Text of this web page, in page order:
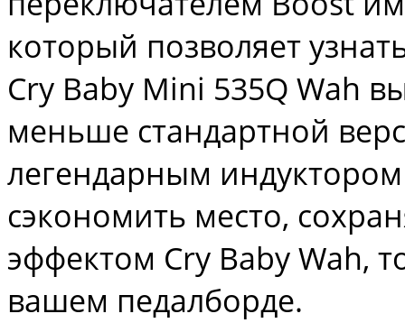
который позволяет
Cry Baby Mini 535Q Wah
меньше стандартной
легендарным
сэкономить место,
эффектом Cry Baby Wah,
вашем педалборде.